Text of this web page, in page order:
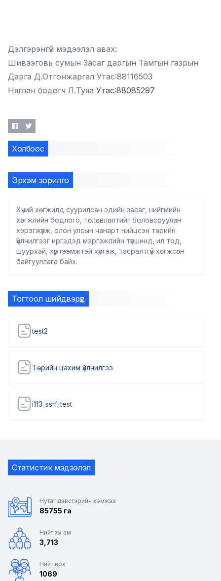
Дэлгэрэнгүй мэдээлэл авах:
Шивээговь сумын Засаг даргын Тамгын газрын
Дарга Д.Отгонжаргал Утас:88116503
Няглан бодогч Л.Туяа Утас:88085297
Холбоос
Эрхэм зорилго
Хүний хөгжилд суурилсан эдийн засаг, нийгмийн
хөгжлийн бодлого, төлөвлөлтийг боловсруулан
хэрэгжүүлж, олон улсын чанарт нийцсэн төрийн
үйлчилгээг иргэдэд мэргэжлийн түвшинд, ил тод,
шуурхай, хүртээмжтэй хүргэж, тасралтгүй хөгжсөн
байгууллага байх.
Тогтоол шийдвэрүүд
test2
Төрийн цахим үйлчилгээ
i113_ssrf_test
Статистик мэдээлэл
Нутаг дэвсгэрийн хэмжээ
85755 га
Нийт хүн ам
3,713
Нийт өрх
1069